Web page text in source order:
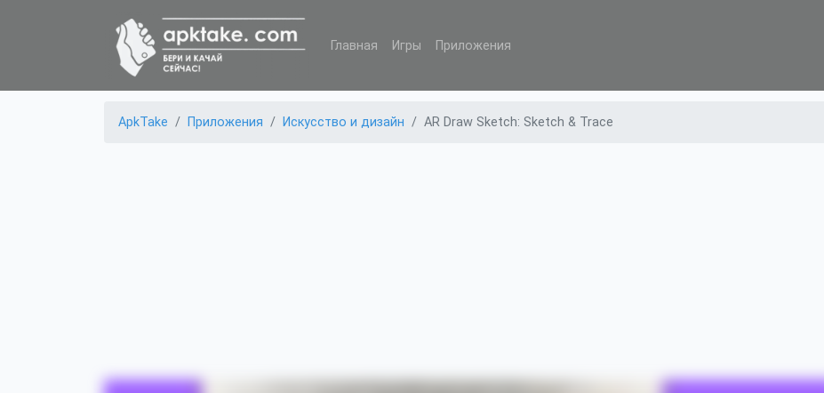
Главная Игры Приложения
ApkTake Приложения Искусство и дизайн AR Draw Sketch: Sketch & Trace